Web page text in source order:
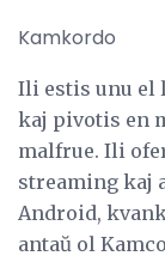
Kamkordo
Ili estis unu el
kaj pivotis en
malfrue. Ili
streaming kaj
Android,
antaŭ ol